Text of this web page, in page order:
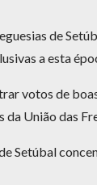
de
a esta
votos de
União das
Setúbal